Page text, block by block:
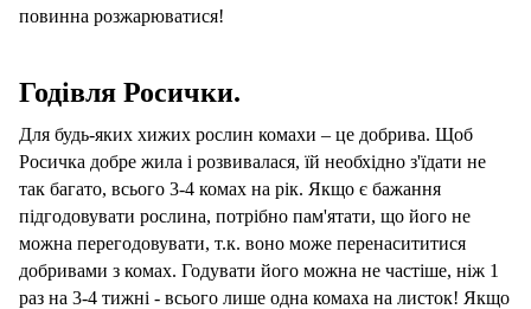
повинна розжарюватися!
Годівля Росички.
Для будь-яких хижих рослин комахи – це добрива. Щоб
Росичка добре жила і розвивалася, їй необхідно з'їдати не
так багато, всього 3-4 комах на рік. Якщо є бажання
підгодовувати рослина, потрібно пам'ятати, що його не
можна перегодовувати, т.к. воно може перенасититися
добривами з комах. Годувати його можна не частіше, ніж 1
раз на 3-4 тижні - всього лише одна комаха на листок! Якщо